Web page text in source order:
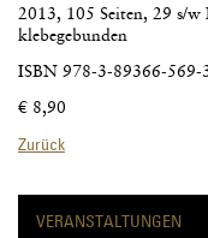
2013, 105 Seiten, 29 s/
klebegebunden
ISBN 978-3-89366-569-
€ 8,90
Zurück
VERANSTALTUNGEN